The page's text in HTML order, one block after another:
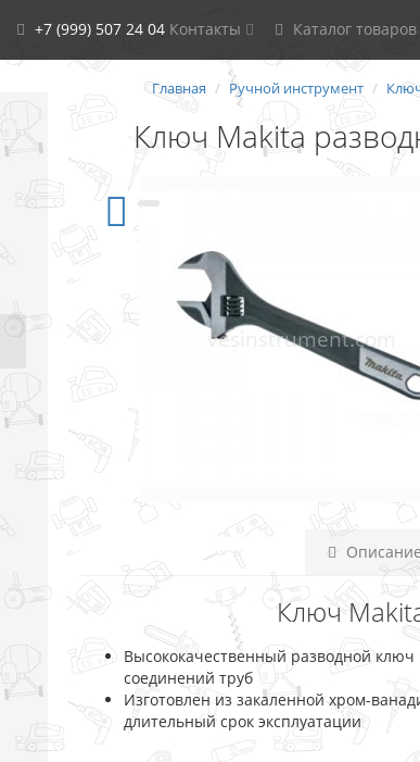
+7 (999) 507 24 04 Контакты Каталог товаров
Главная Ручной инструмент
Ключ Makita
Описание
Ключ
Высококачественный разводной
соединений труб
Изготовлен из закаленной хром-
длительный срок эксплуатации